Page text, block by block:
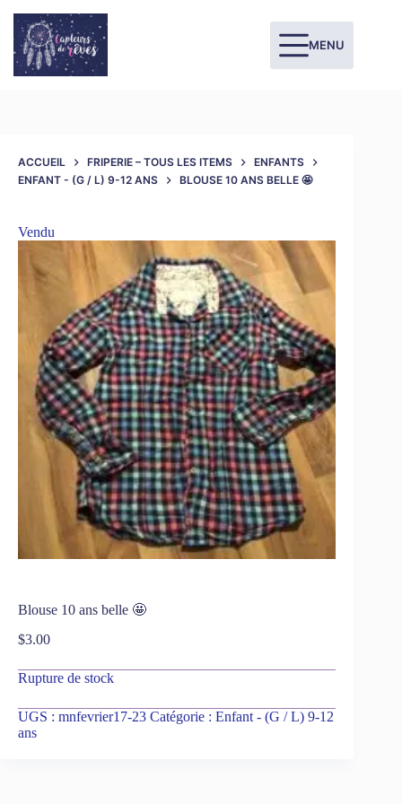
MENU
ACCUEIL FRIPERIE – TOUS LES ITEMS
ENFANTS
ENFANT - (G / L) 9-12 ANS
BLOUSE 10 ANS BELLE 🤩
Vendu
Blouse 10 ans belle 🤩
$3.00
Rupture de stock
UGS : mnfevrier17-23 Catégorie : Enfant - (G / L) 9-12
ans